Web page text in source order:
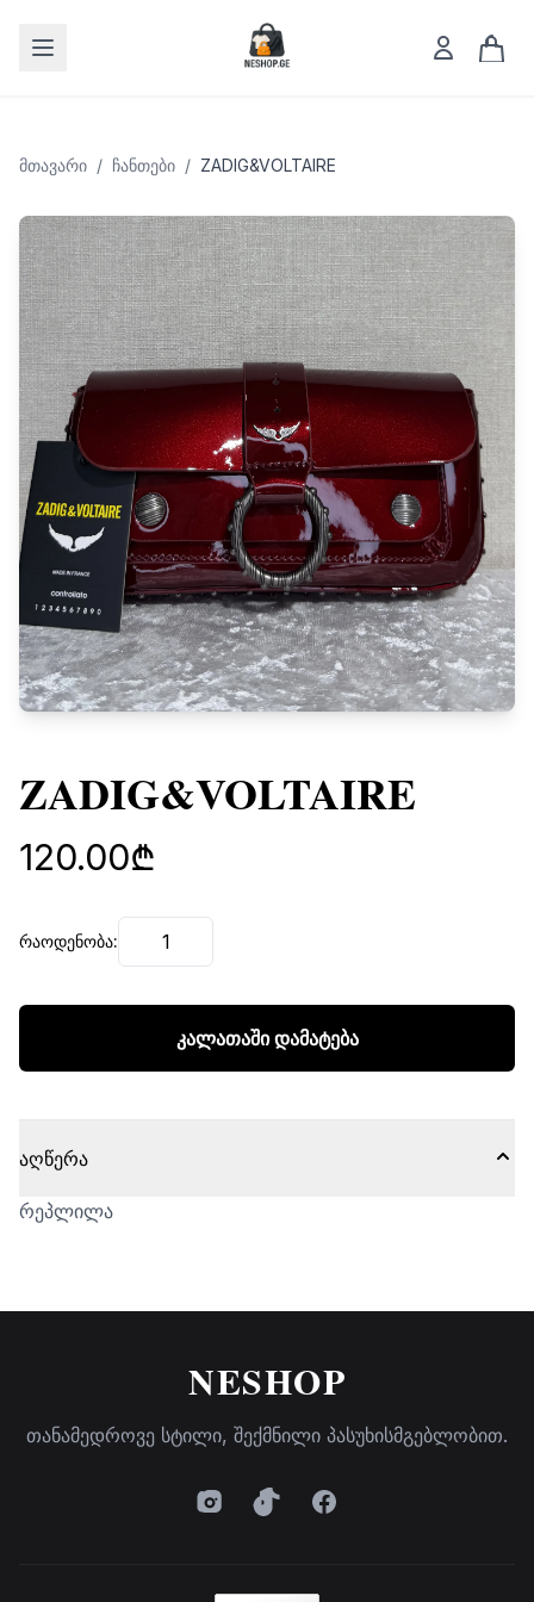
Open menu
მთავარი / Ჩანთები / ZADIG&VOLTAIRE
ZADIG&VOLTAIRE
120.00₾
რაოდენობა:
კალათაში დამატება
აღწერა
რეპლილა
NESHOP
თანამედროვე სტილი, შექმნილი პასუხისმგებლობით.